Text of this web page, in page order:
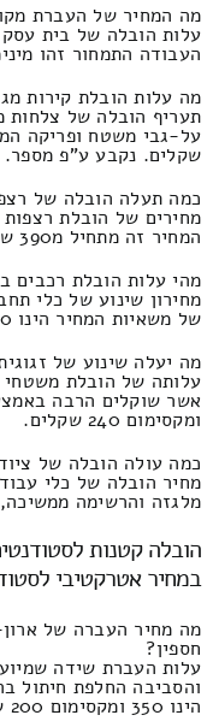
מה המחיר של העברת
עלות הובלה של בית
העבודה התמחור זהו מינימום 540 שקלים
מה עלות הובלת קירות
תעריף הובלה של צלחות
שקלים. נקבע ע"פ מספר.
כמה תעלה הובלה של
מחירים של הובלת
המחיר זה מתחיל מ390 שקלים.
מהי עלות הובלת רכבים
מחירון שינוע של כלי
של משאיות המחיר הינו 440 ולא יותר מ240 ₪.
מה יעלה שינוע של
עלותה של הובלת משטחי
ומקסימום 240 שקלים.
כמה עולה הובלה של
מחיר הובלה של כלי
מלגזה והרשימה ממשיכה, המחיר
הובלה קטנות
במחיר אטרקטיבי
מה מחיר העברה של
חספין?
עלות העברת שידה
והסביבה החלפת חיתול
הינו 350 ומקסימום 200 שקל חדש.